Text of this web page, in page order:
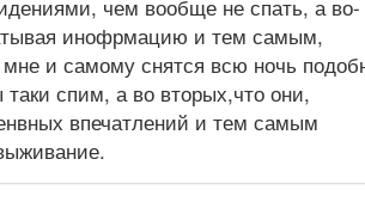
чем вообще не спать, а во-
инофрмацию и тем самым,
и самому снятся всю ночь
спим, а во вторых,что они,
впечатлений и тем самым